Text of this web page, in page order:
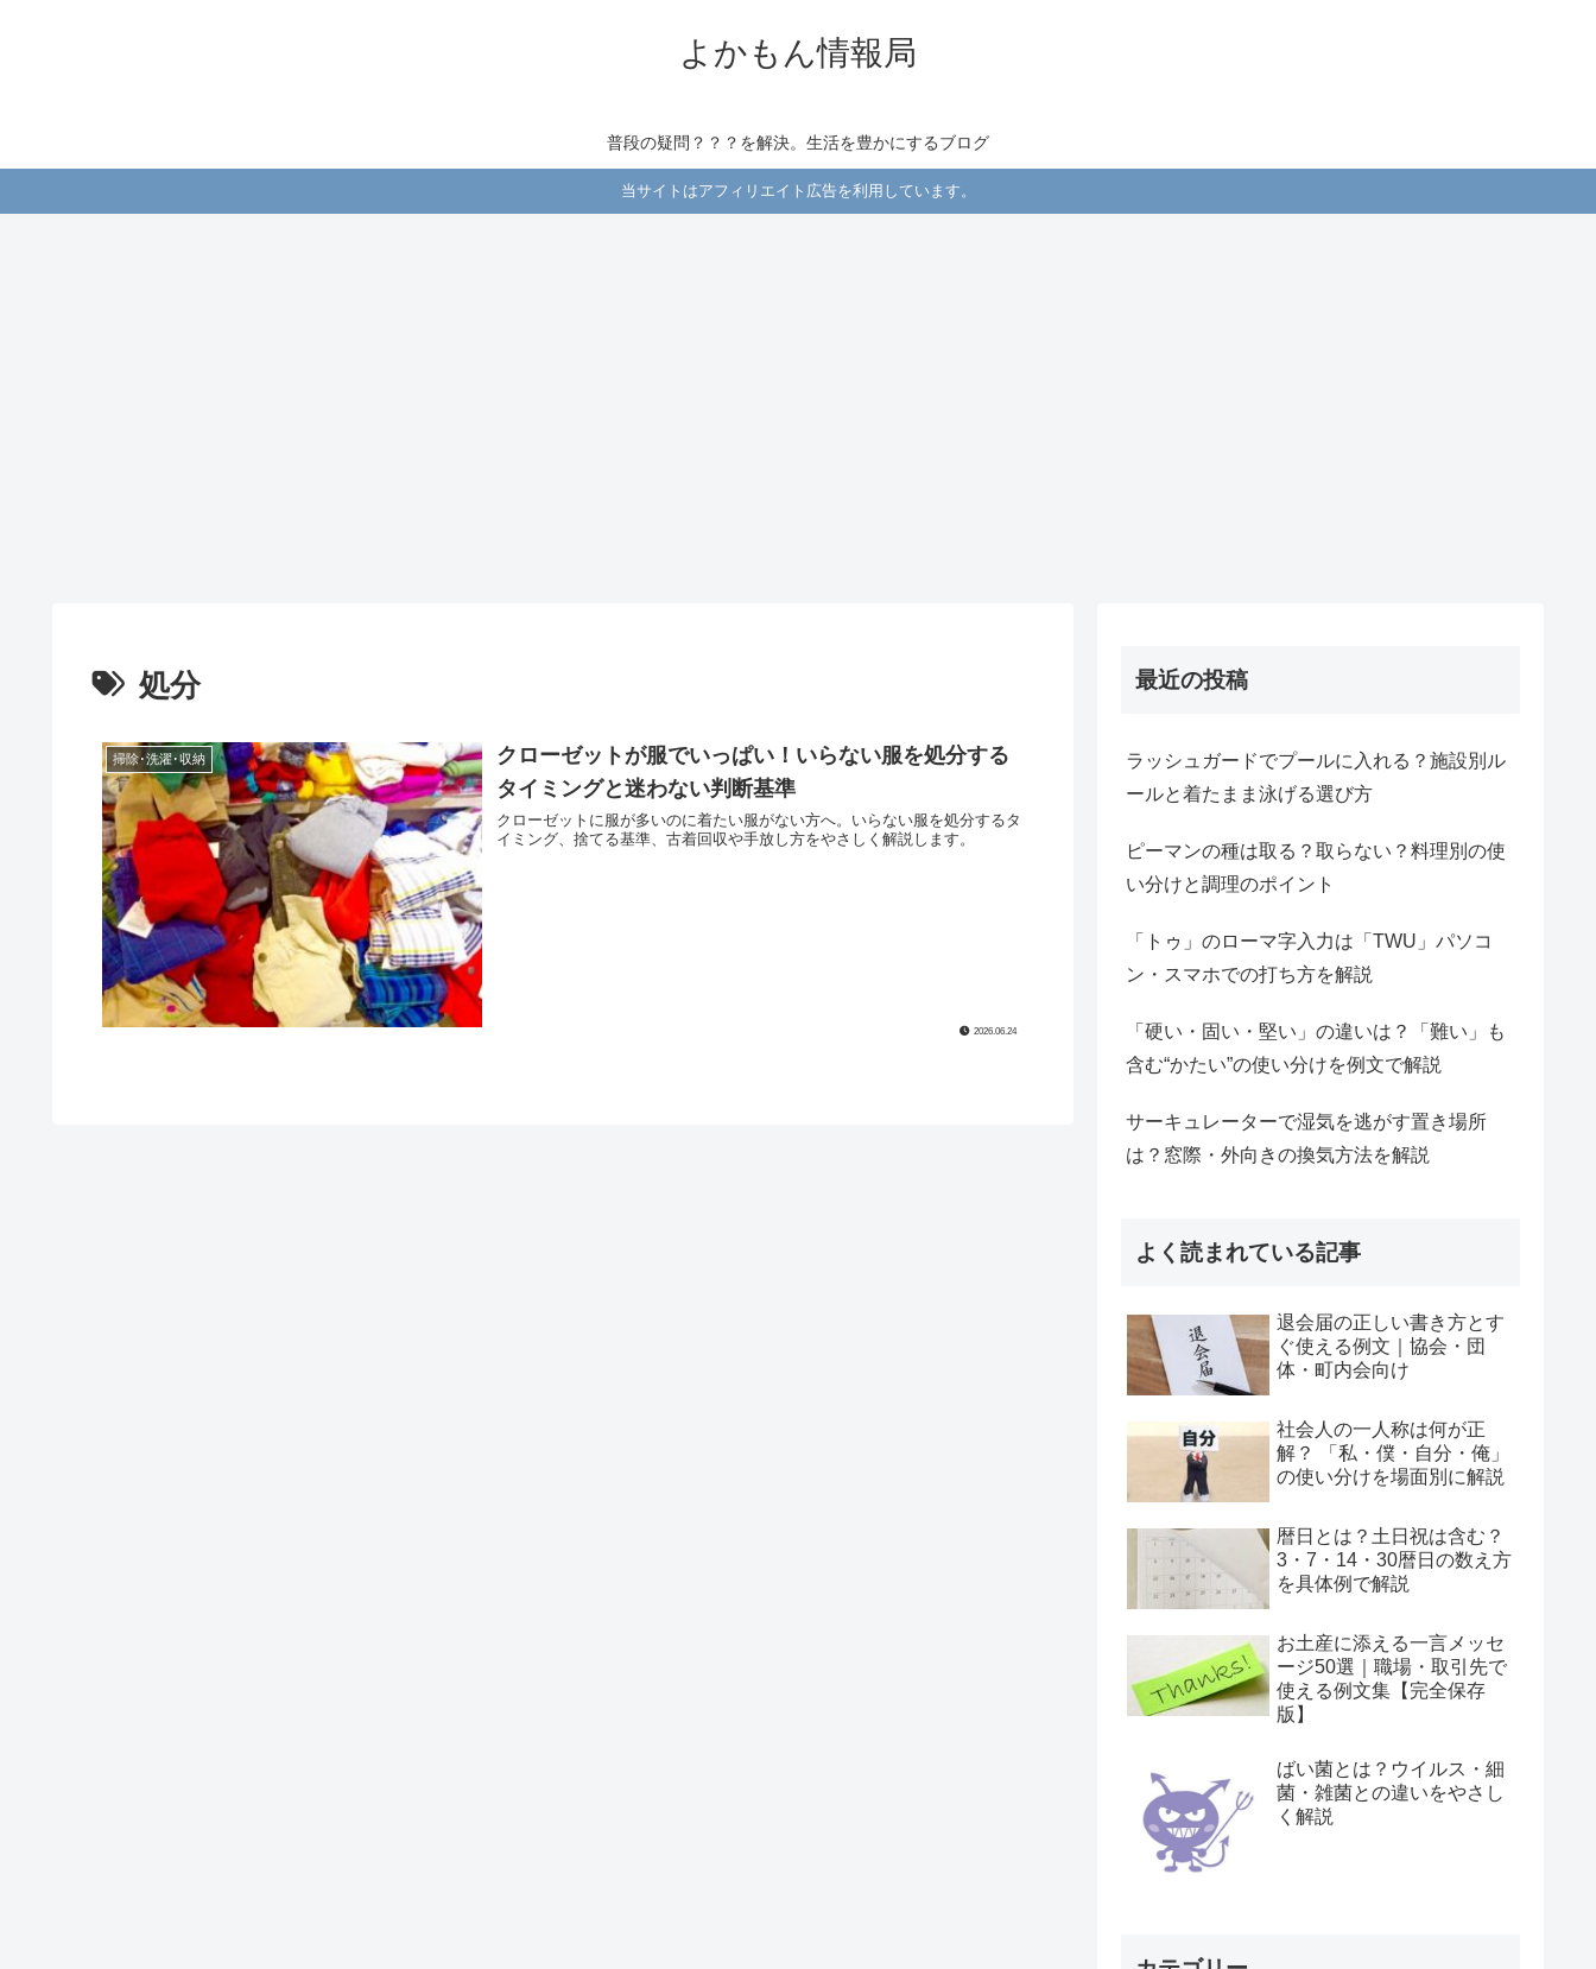
よかもん情報局
普段の疑問？？？を解決。生活を豊かにするブログ
当サイトはアフィリエイト広告を利用しています。
処分
掃除･洗濯･収納
クローゼットが服でいっぱい！いらない服を処分する
タイミングと迷わない判断基準
クローゼットに服が多いのに着たい服がない方へ。いらない服を処分するタ
イミング、捨てる基準、古着回収や手放し方をやさしく解説します。
2026.06.24
最近の投稿
ラッシュガードでプールに入れる？施設別ル
ールと着たまま泳げる選び方
ピーマンの種は取る？取らない？料理別の使
い分けと調理のポイント
「トゥ」のローマ字入力は「TWU」パソコ
ン・スマホでの打ち方を解説
「硬い・固い・堅い」の違いは？「難い」も
含む“かたい”の使い分けを例文で解説
サーキュレーターで湿気を逃がす置き場所
は？窓際・外向きの換気方法を解説
よく読まれている記事
退会届の正しい書き方とす
ぐ使える例文｜協会・団
体・町内会向け
社会人の一人称は何が正
解？ 「私・僕・自分・俺」
の使い分けを場面別に解説
暦日とは？土日祝は含む？
3・7・14・30暦日の数え方
を具体例で解説
お土産に添える一言メッセ
ージ50選｜職場・取引先で
使える例文集【完全保存
版】
ばい菌とは？ウイルス・細
菌・雑菌との違いをやさし
く解説